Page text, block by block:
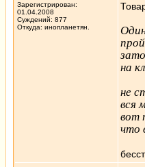
Зарегистрирован:
01.04.2008
Суждений: 877
Откуда: инопланетян.
на
не
вся
вот
что